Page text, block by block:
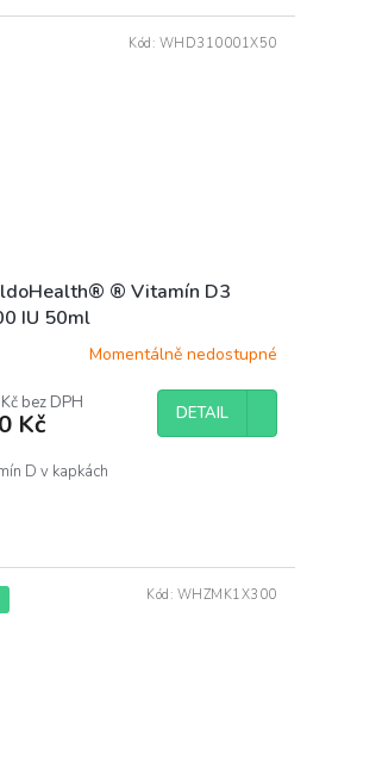
® Vitamín D3
IU 50ml
Momentálně nedostupné
bez DPH
Kč DETAIL
D v kapkách
Kód: WHD310001X50
Kód: WHZMK1X300